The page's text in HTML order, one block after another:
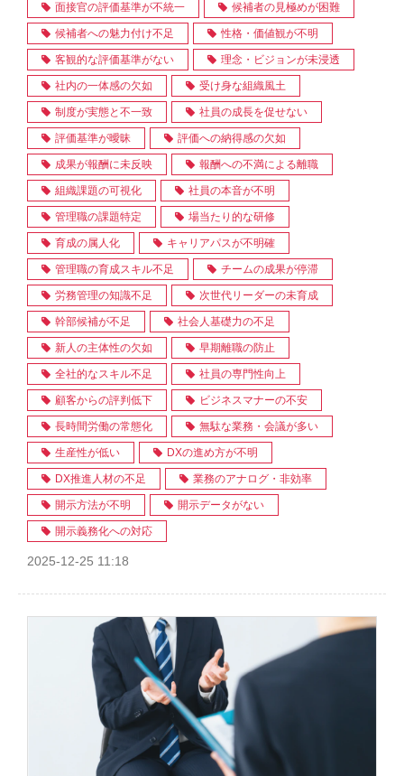
面接官の評価基準が不統一 候補者の見極めが困難
候補者への魅力付け不足 性格・価値観が不明
客観的な評価基準がない 理念・ビジョンが未浸透
社内の一体感の欠如 受け身な組織風土
制度が実態と不一致 社員の成長を促せない
評価基準が曖昧 評価への納得感の欠如
成果が報酬に未反映 報酬への不満による離職
組織課題の可視化 社員の本音が不明
管理職の課題特定 場当たり的な研修
育成の属人化 キャリアパスが不明確
管理職の育成スキル不足 チームの成果が停滞
労務管理の知識不足 次世代リーダーの未育成
幹部候補が不足 社会人基礎力の不足
新人の主体性の欠如 早期離職の防止
全社的なスキル不足 社員の専門性向上
顧客からの評判低下 ビジネスマナーの不安
長時間労働の常態化 無駄な業務・会議が多い
生産性が低い DXの進め方が不明
DX推進人材の不足 業務のアナログ・非効率
開示方法が不明 開示データがない
開示義務化への対応
2025-12-25 11:18